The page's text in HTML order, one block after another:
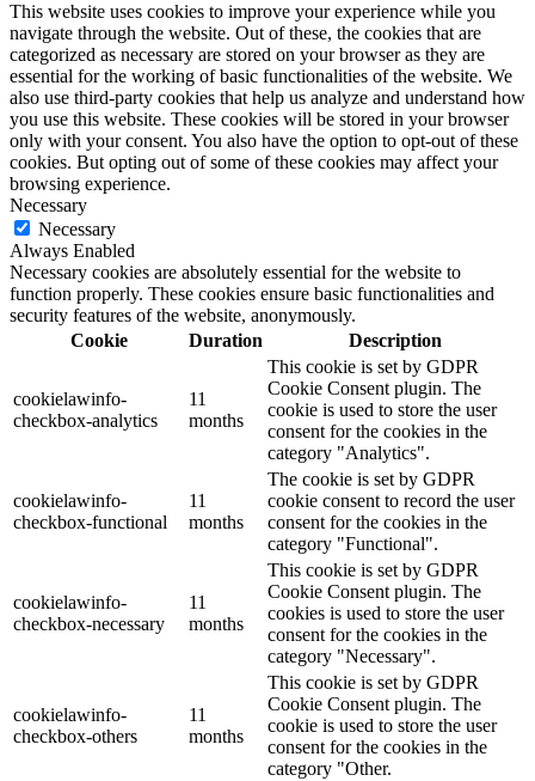
This website uses cookies to improve your experience while you
navigate through the website. Out of these, the cookies that are
categorized as necessary are stored on your browser as they are
essential for the working of basic functionalities of the website. We
also use third-party cookies that help us analyze and understand how
you use this website. These cookies will be stored in your browser
only with your consent. You also have the option to opt-out of these
cookies. But opting out of some of these cookies may affect your
browsing experience.
Necessary
Necessary
Always Enabled
Necessary cookies are absolutely essential for the website to
function properly. These cookies ensure basic functionalities and
security features of the website, anonymously.
Cookie
Duration Description
cookielawinfo-
checkbox-analytics
11
months
This cookie is set by GDPR
Cookie Consent plugin. The
cookie is used to store the user
consent for the cookies in the
category "Analytics".
cookielawinfo-
checkbox-functional
11
months
The cookie is set by GDPR
cookie consent to record the user
consent for the cookies in the
category "Functional".
cookielawinfo-
checkbox-necessary
11
months
This cookie is set by GDPR
Cookie Consent plugin. The
cookies is used to store the user
consent for the cookies in the
category "Necessary".
cookielawinfo-
checkbox-others
11
months
This cookie is set by GDPR
Cookie Consent plugin. The
cookie is used to store the user
consent for the cookies in the
category "Other.